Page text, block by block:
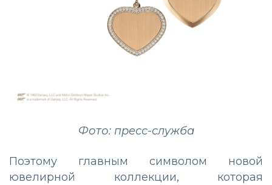
Фото: пресс-служба
Поэтому главным символом новой
ювелирной коллекции, которая